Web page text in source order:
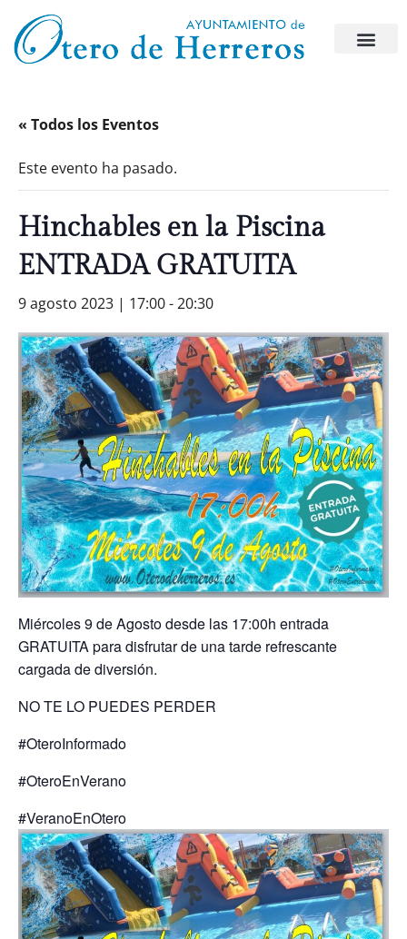
« Todos los Eventos
Este evento ha pasado.
Hinchables en la Piscina
ENTRADA GRATUITA
9 agosto 2023 | 17:00-20:30
Miércoles 9 de Agosto desde las 17:00h entrada
GRATUITA para disfrutar de una tarde refrescante
cargada de diversión.
NO TE LO PUEDES PERDER
#OteroInformado
#OteroEnVerano
#VeranoEnOtero